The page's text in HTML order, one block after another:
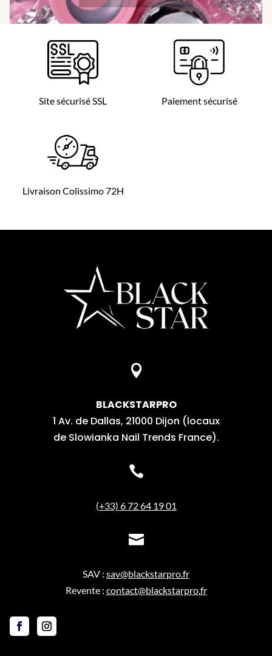
Site sécurisé SSL Paiement sécurisé
Livraison Colissimo 72H

BLACKSTARPRO
1 Av. de Dallas, 21000 Dijon (locaux
de Slowianka Nail Trends France).

(+33) 6 72 64 19 01

SAV : sav@blackstarpro.fr
Revente : contact@blackstarpro.fr